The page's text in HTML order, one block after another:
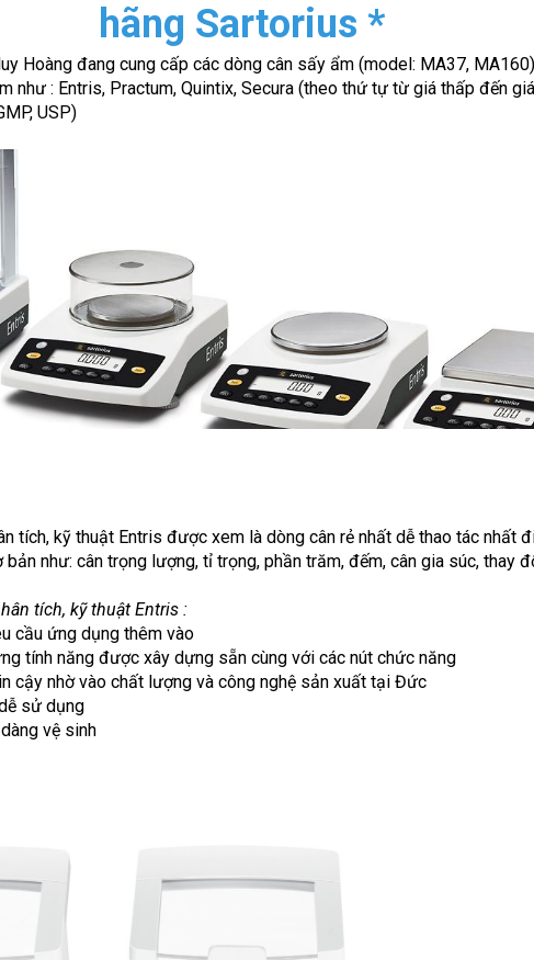
hãng Sartorius *
Hoàng đang cung cấp các dòng cân sấy ẩm (model: MA37,
như : Entris, Practum, Quintix, Secura (theo thứ tự từ giá thấp đến
USP)
tích, kỹ thuật Entris được xem là dòng cân rẻ nhất dễ thao tác nhất
như: cân trọng lượng, tỉ trọng, phần trăm, đếm, cân gia súc, thay
tích, kỹ thuật Entris :
cầu ứng dụng thêm vào
tính năng được xây dựng sẵn cùng với các nút chức năng
cậy nhờ vào chất lượng và công nghệ sản xuất tại Đức
sử dụng
vệ sinh